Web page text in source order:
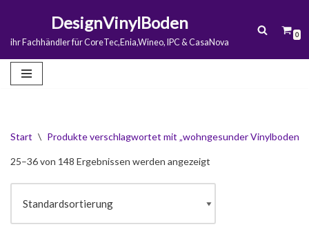
Zum
springen
DesignVinylBoden
ihr Fachhändler für CoreTec,Enia,Wineo, IPC & CasaNova
0
Start \ Produkte verschlagwortet mit „wohngesunder Vinylboden“
25–36 von 148 Ergebnissen werden angezeigt